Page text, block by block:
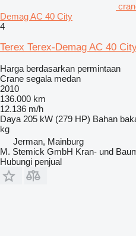
Demag AC 40 City
4
Terex Terex-Demag AC 40
Harga berdasarkan permintaan
Crane segala medan
2010
136.000 km
12.136 m/h
Daya 205 kW (279 HP) Bahan
kg
Jerman, Mainburg
M. Stemick GmbH Kran- und
Hubungi penjual